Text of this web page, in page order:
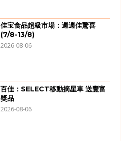
佳宝食品超級市場：週週佳驚喜
(7/8-13/8)
2026-08-06
百佳：SELECT移動摘星車 送豐富
獎品
2026-08-06